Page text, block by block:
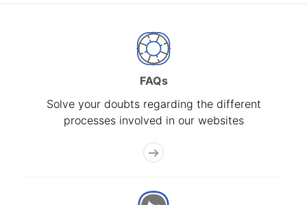
FAQs
Solve your doubts regarding the different
processes involved in our websites